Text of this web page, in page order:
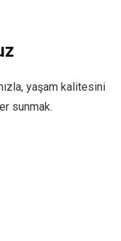
yaşam kalitesini
sunmak.